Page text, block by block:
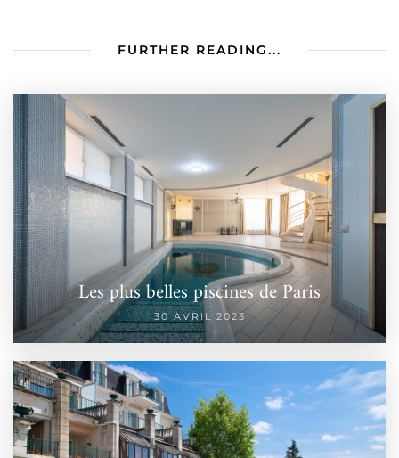
FURTHER READING...
Les plus belles piscines de Paris
30 AVRIL 2023